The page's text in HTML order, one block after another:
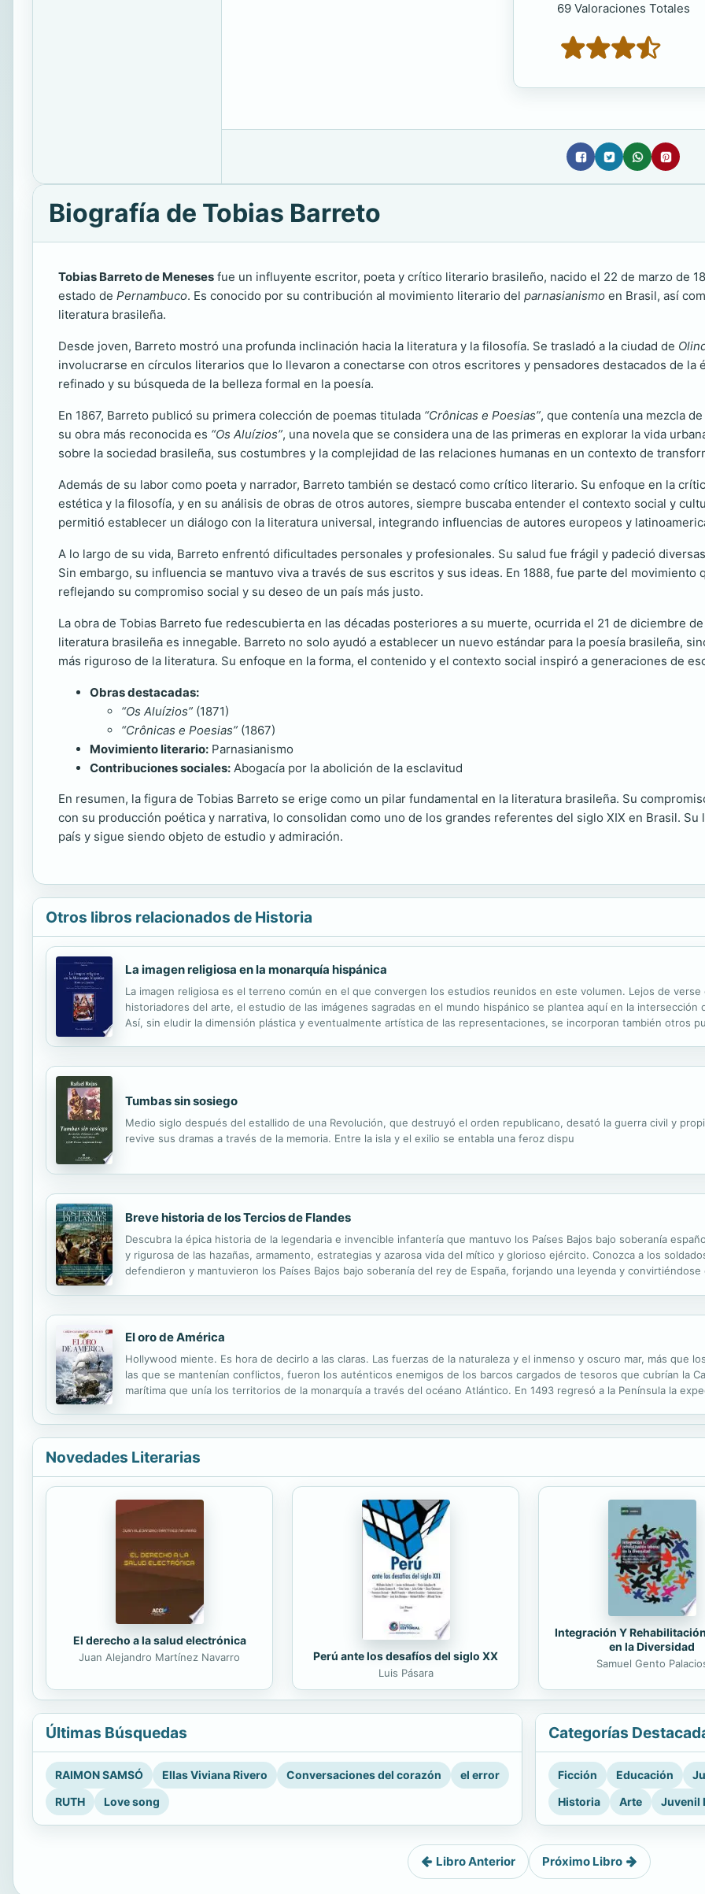
69 Valoraciones Totales
Biografía de Tobias Barreto
Tobias Barreto de Meneses fue un influyente escritor, poeta y crítico literario brasileño, nacido el 22 de marzo de
estado de Pernambuco. Es conocido por su contribución al movimiento literario del parnasianismo en Brasil, así
literatura brasileña.
Desde joven, Barreto mostró una profunda inclinación hacia la literatura y la filosofía. Se trasladó a la ciudad de
involucrarse en círculos literarios que lo llevaron a conectarse con otros escritores y pensadores destacados de la
refinado y su búsqueda de la belleza formal en la poesía.
En 1867, Barreto publicó su primera colección de poemas titulada “Crônicas e Poesias”, que contenía una mezcla
su obra más reconocida es “Os Aluízios”, una novela que se considera una de las primeras en explorar la vida
sobre la sociedad brasileña, sus costumbres y la complejidad de las relaciones humanas en un contexto de
Además de su labor como poeta y narrador, Barreto también se destacó como crítico literario. Su enfoque en la
estética y la filosofía, y en su análisis de obras de otros autores, siempre buscaba entender el contexto social y
permitió establecer un diálogo con la literatura universal, integrando influencias de autores europeos y
A lo largo de su vida, Barreto enfrentó dificultades personales y profesionales. Su salud fue frágil y padeció
Sin embargo, su influencia se mantuvo viva a través de sus escritos y sus ideas. En 1888, fue parte del
reflejando su compromiso social y su deseo de un país más justo.
La obra de Tobias Barreto fue redescubierta en las décadas posteriores a su muerte, ocurrida el 21 de diciembre
literatura brasileña es innegable. Barreto no solo ayudó a establecer un nuevo estándar para la poesía brasileña,
más riguroso de la literatura. Su enfoque en la forma, el contenido y el contexto social inspiró a generaciones de
Obras destacadas:
“Os Aluízios” (1871)
“Crônicas e Poesias” (1867)
Movimiento literario: Parnasianismo
Contribuciones sociales: Abogacía por la abolición de la esclavitud
En resumen, la figura de Tobias Barreto se erige como un pilar fundamental en la literatura brasileña. Su
con su producción poética y narrativa, lo consolidan como uno de los grandes referentes del siglo XIX en Brasil.
país y sigue siendo objeto de estudio y admiración.
Otros libros relacionados de Historia
La imagen religiosa en la monarquía hispánica
La imagen religiosa es el terreno común en el que convergen los estudios reunidos en este volumen. Lejos de
historiadores del arte, el estudio de las imágenes sagradas en el mundo hispánico se plantea aquí en la
Así, sin eludir la dimensión plástica y eventualmente artística de las representaciones, se incorporan también otros
Tumbas sin sosiego
Medio siglo después del estallido de una Revolución, que destruyó el orden republicano, desató la guerra civil y
revive sus dramas a través de la memoria. Entre la isla y el exilio se entabla una feroz dispu
Breve historia de los Tercios de Flandes
Descubra la épica historia de la legendaria e invencible infantería que mantuvo los Países Bajos bajo soberanía
y rigurosa de las hazañas, armamento, estrategias y azarosa vida del mítico y glorioso ejército. Conozca a los
defendieron y mantuvieron los Países Bajos bajo soberanía del rey de España, forjando una leyenda y
El oro de América
Hollywood miente. Es hora de decirlo a las claras. Las fuerzas de la naturaleza y el inmenso y oscuro mar, más que
las que se mantenían conflictos, fueron los auténticos enemigos de los barcos cargados de tesoros que cubrían la
marítima que unía los territorios de la monarquía a través del océano Atlántico. En 1493 regresó a la Península la
Novedades Literarias
El derecho a la salud electrónica
Juan Alejandro Martínez Navarro Perú ante los desafíos del siglo XX
Luis Pásara
Integración Y
en la Diversidad
Samuel Gento
Últimas Búsquedas
RAIMON SAMSÓ Ellas Viviana Rivero Conversaciones del corazón
el error
RUTH
Love song
Categorías
Ficción Educación
Historia
Arte Juvenil
Libro Anterior Próximo Libro